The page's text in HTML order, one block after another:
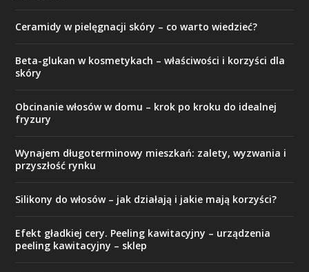
Ceramidy w pielęgnacji skóry – co warto wiedzieć?
Beta-glukan w kosmetykach – właściwości i korzyści dla
skóry
Obcinanie włosów w domu – krok po kroku do idealnej
fryzury
Wynajem długoterminowy mieszkań: zalety, wyzwania i
przyszłość rynku
Silikony do włosów – jak działają i jakie mają korzyści?
Efekt gładkiej cery. Peeling kawitacyjny – urządzenia
peeling kawitacyjny – sklep